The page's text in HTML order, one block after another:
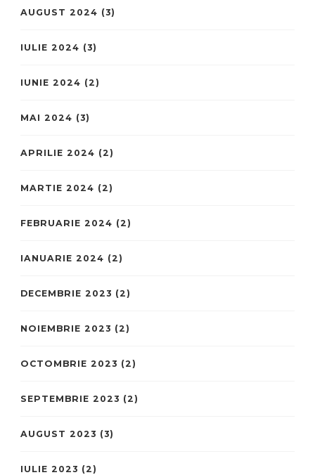
AUGUST 2024 (3)
IULIE 2024 (3)
IUNIE 2024 (2)
MAI 2024 (3)
APRILIE 2024 (2)
MARTIE 2024 (2)
FEBRUARIE 2024 (2)
IANUARIE 2024 (2)
DECEMBRIE 2023 (2)
NOIEMBRIE 2023 (2)
OCTOMBRIE 2023 (2)
SEPTEMBRIE 2023 (2)
AUGUST 2023 (3)
IULIE 2023 (2)